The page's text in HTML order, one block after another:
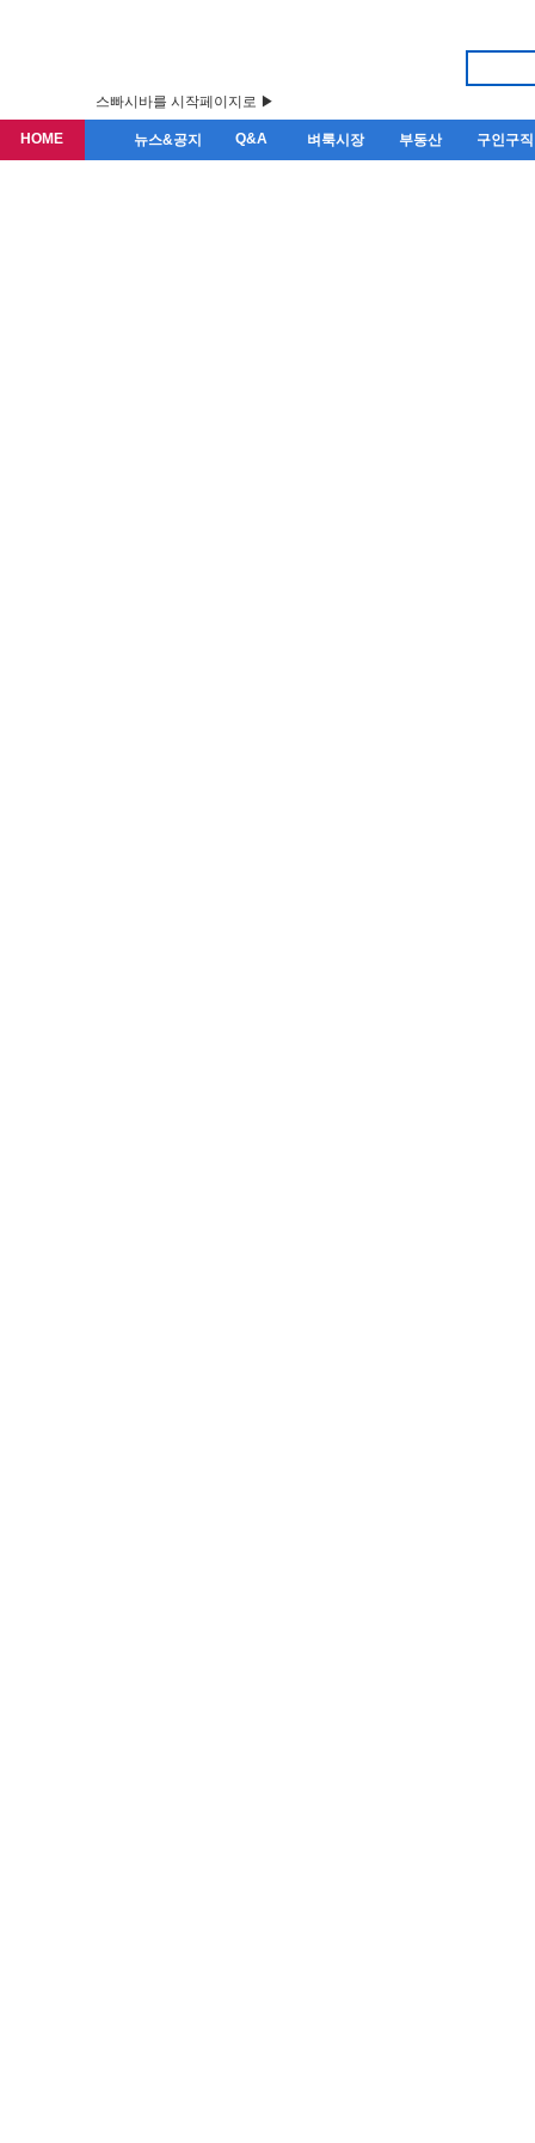
스빠시바를 시작페이지로 ▶
HOME 뉴스&공지 Q&A 벼룩시장 부동산 구인구직